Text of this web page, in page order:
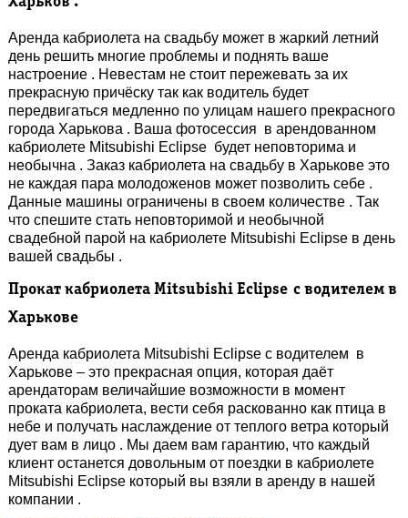
Аренда кабриолета на свадьбу может в жаркий летний
день решить многие проблемы и поднять ваше
настроение . Невестам не стоит пережевать за их
прекрасную причёску так как водитель будет
передвигаться медленно по улицам нашего прекрасного
города Харькова . Ваша фотосессия в арендованном
кабриолете Mitsubishi Eclipse будет неповторима и
необычна . Заказ кабриолета на свадьбу в Харькове это
не каждая пара молодоженов может позволить себе .
Данные машины ограничены в своем количестве . Так
что спешите стать неповторимой и необычной
свадебной парой на кабриолете Mitsubishi Eclipse в день
вашей свадьбы .
Прокат кабриолета Mitsubishi Eclipse с водителемв
Харькове
Аренда кабриолета Mitsubishi Eclipse с водителем в
Харькове – это прекрасная опция, которая даёт
арендаторам величайшие возможности в момент
проката кабриолета, вести себя раскованно как птица в
небе и получать наслаждение от теплого ветра который
дует вам в лицо . Мы даем вам гарантию, что каждый
клиент останется довольным от поездки в кабриолете
Mitsubishi Eclipse который вы взяли в аренду в нашей
компании .